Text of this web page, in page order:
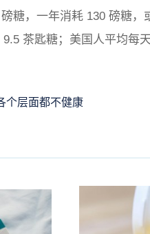
糖，一年消耗 130 磅糖，
茶匙糖；美国人平均每
个层面都不健康